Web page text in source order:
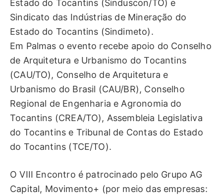
Estado do Tocantins (Sinduscon/TO) e
Sindicato das Indústrias de Mineração do
Estado do Tocantins (Sindimeto).
Em Palmas o evento recebe apoio do Conselho
de Arquitetura e Urbanismo do Tocantins
(CAU/TO), Conselho de Arquitetura e
Urbanismo do Brasil (CAU/BR), Conselho
Regional de Engenharia e Agronomia do
Tocantins (CREA/TO), Assembleia Legislativa
do Tocantins e Tribunal de Contas do Estado
do Tocantins (TCE/TO).
O VIII Encontro é patrocinado pelo Grupo AG
Capital, Movimento+ (por meio das empresas: